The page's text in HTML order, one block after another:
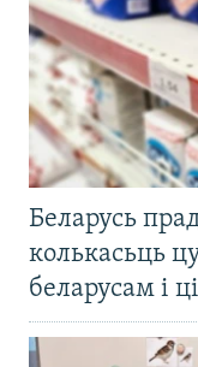
Беларусь
колькасьць
беларусам і